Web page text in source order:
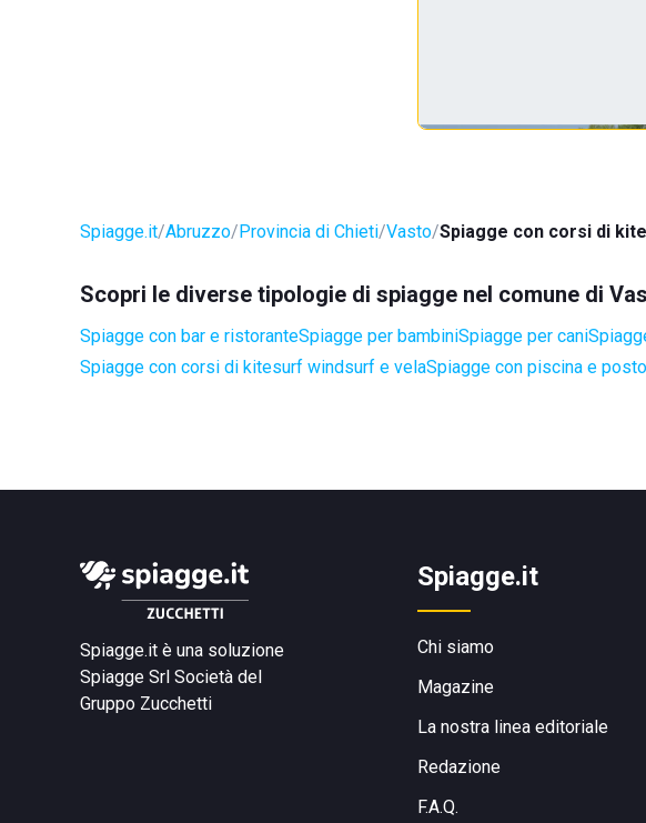
Spiagge.it Abruzzo Provincia di Chieti Vasto Spiagge con corsi di
Scopri le diverse tipologie di spiagge nel comune di
Spiagge con bar e ristoranteSpiagge per bambiniSpiagge per cani
Spiagge con corsi di kitesurf windsurf e velaSpiagge con piscina e
Spiagge.it è una soluzione
Spiagge Srl Società del
Gruppo Zucchetti
Spiagge.it
Chi siamo
Magazine
La nostra linea editoriale
Redazione
F.A.Q.